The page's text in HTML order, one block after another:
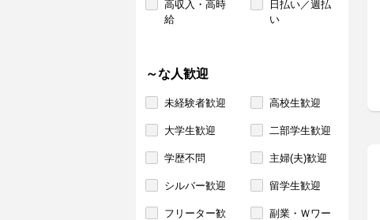
高収入・高時
給
日払い／週払
い
～な人歓迎
未経験者歓迎 高校生歓迎
大学生歓迎 二部学生歓迎
学歴不問 主婦(夫)歓迎
シルバー歓迎 留学生歓迎
フリーター歓
副業・Ｗワー